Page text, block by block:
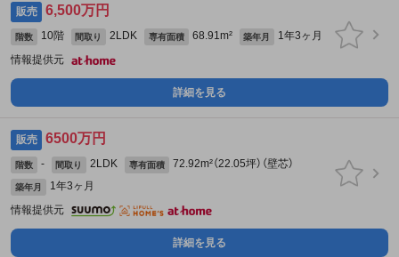
販売 6,500万円
階数 10階 間取り 2LDK 専有面積 68.91m² 築年月
1年3ヶ月
情報提供元
詳細を見る
販売 6500万円
階数 - 間取り 2LDK 専有面積 72.92m²（22.05坪）（壁芯）
築年月
1年3ヶ月
情報提供元
詳細を見る